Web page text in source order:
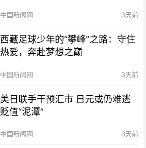
中国新闻网 3天前
西藏足球少年的“攀峰”之路：守住
热爱，奔赴梦想之巅
中国新闻网 3天前
美日联手干预汇市 日元或仍难逃
贬值“泥潭”
中国新闻网 3天前